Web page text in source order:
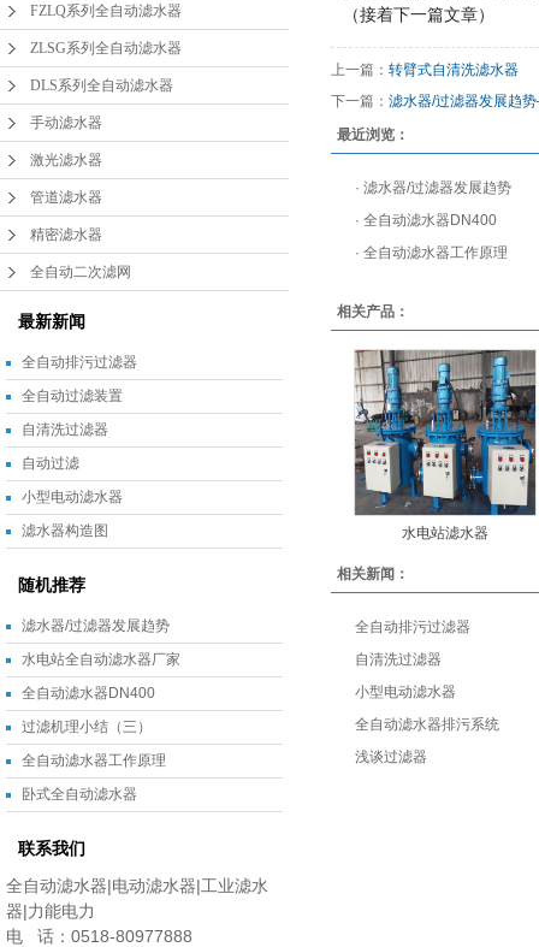
二次滤网
FZLQ系列全自动滤水器
ZLSG系列全自动滤水器
DLS系列全自动滤水器
手动滤水器
激光滤水器
管道滤水器
精密滤水器
全自动二次滤网
最新新闻
全自动排污过滤器
全自动过滤装置
自清洗过滤器
自动过滤
小型电动滤水器
滤水器构造图
随机推荐
滤水器/过滤器发展趋势
水电站全自动滤水器厂家
全自动滤水器DN400
过滤机理小结（三）
全自动滤水器工作原理
卧式全自动滤水器
联系我们
全自动滤水器|电动滤水器|工业滤水
器|力能电力
电 话：0518-80977888
（接着下一篇文章）
上一篇： 转臂式自清洗滤水器
下一篇： 滤水器/过滤器发展趋
最近浏览：
· 滤水器/过滤器发展趋势
· 全自动滤水器DN400
· 全自动滤水器工作原理
相关产品：
水电站滤水器
相关新闻：
全自动排污过滤器
自清洗过滤器
小型电动滤水器
全自动滤水器排污系统
浅谈过滤器